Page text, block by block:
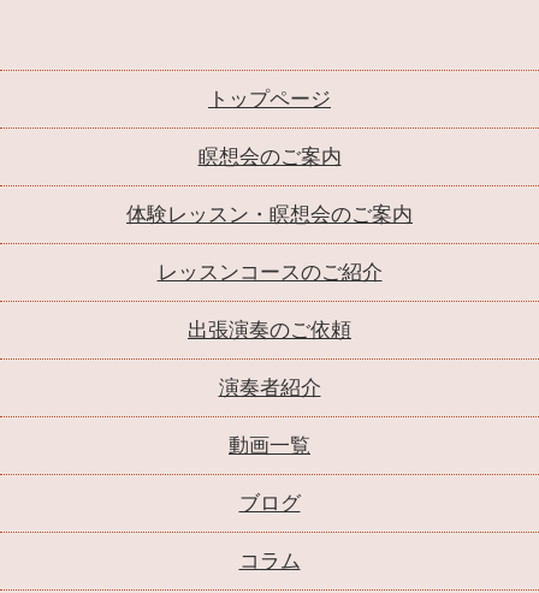
トップページ
瞑想会のご案内
体験レッスン・瞑想会のご案内
レッスンコースのご紹介
出張演奏のご依頼
演奏者紹介
動画一覧
ブログ
コラム